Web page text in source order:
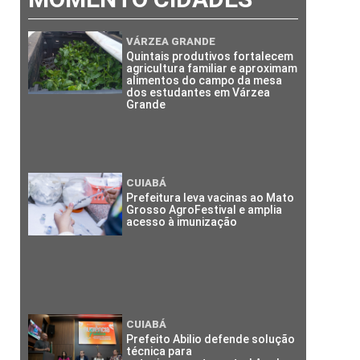
VÁRZEA GRANDE
Quintais produtivos fortalecem
agricultura familiar e aproximam
alimentos do campo da mesa
dos estudantes em Várzea
Grande
CUIABÁ
Prefeitura leva vacinas ao Mato
Grosso AgroFestival e amplia
acesso à imunização
CUIABÁ
Prefeito Abilio defende solução
técnica para